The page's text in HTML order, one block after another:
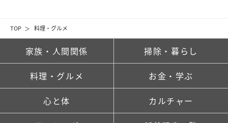
TOP 料理・グルメ
家族・人間関係 掃除・暮らし
料理・グルメ お金・学ぶ
心と体 カルチャー